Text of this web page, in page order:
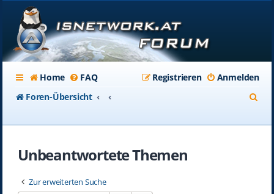
Home FAQ Anmelden
Registrieren
Foren-Übersicht
Unbeantwortete Themen
Zur erweiterten Suche